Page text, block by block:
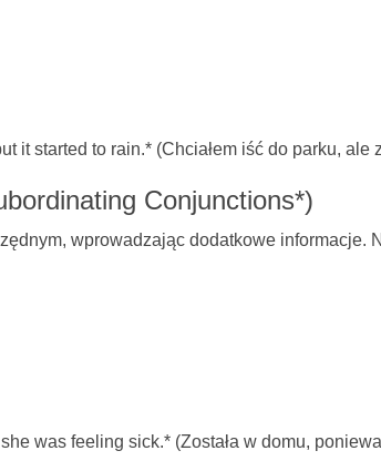
it started to rain.* (Chciałem iść do parku, ale
Conjunctions*)
wprowadzając dodatkowe informacje.
was feeling sick.* (Została w domu,